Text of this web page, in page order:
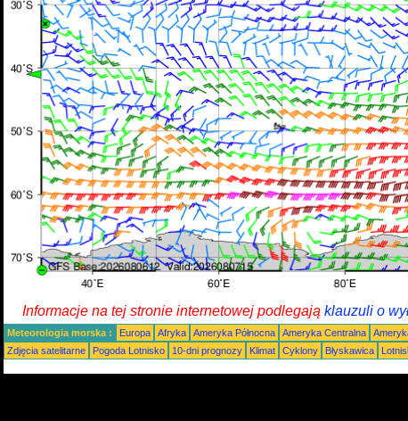
Informacje na tej stronie internetowej podlegają klauzuli o
Meteorologia morska : Europa Afryka Ameryka Północna Ameryka Centralna
Zdjęcia satelitarne
Pogoda Lotnisko 10-dni prognozy Klimat Cyklony Błyskawica